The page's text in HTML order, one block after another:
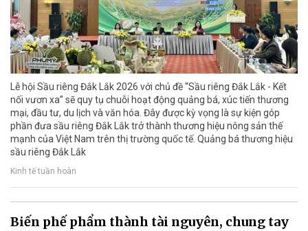
Lễ hội Sầu riêng Đắk Lắk 2026 với chủ đề “Sầu riêng Đắk Lắk - Kết
nối vươn xa” sẽ quy tụ chuỗi hoạt động quảng bá, xúc tiến thương
mại, đầu tư, du lịch và văn hóa. Đây được kỳ vọng là sự kiện góp
phần đưa sầu riêng Đắk Lắk trở thành thương hiệu nông sản thế
mạnh của Việt Nam trên thị trường quốc tế. Quảng bá thương hiệu
sầu riêng Đắk Lắk
Kinh tế tuần hoàn
Biến phế phẩm thành tài nguyên, chung tay